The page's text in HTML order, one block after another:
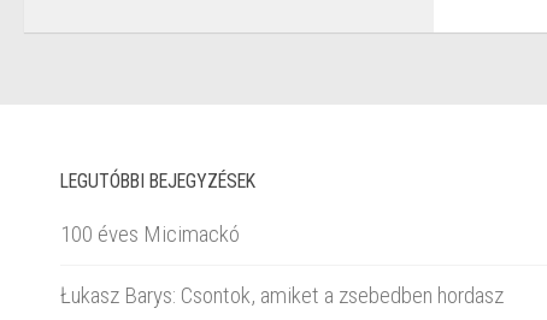
LEGUTÓBBI BEJEGYZÉSEK
100 éves Micimackó
Łukasz Barys: Csontok, amiket a zsebedben hordasz